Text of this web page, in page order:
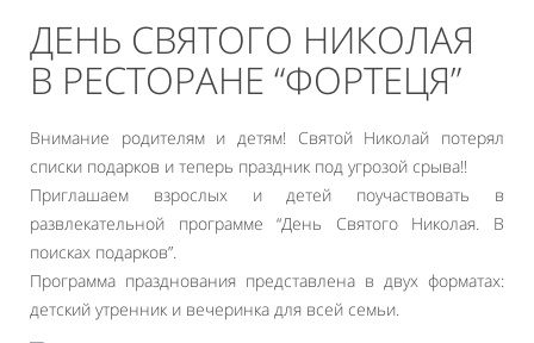
ДЕНЬ СВЯТОГО НИКОЛАЯ
В РЕСТОРАНЕ “ФОРТЕЦЯ”
Внимание родителям и детям! Святой Николай потерял
списки подарков и теперь праздник под угрозой срыва!!
Приглашаем взрослых и детей поучаствовать в
развлекательной программе “День Святого Николая. В
поисках подарков”.
Программа празднования представлена в двух форматах:
детский утренник и вечеринка для всей семьи.